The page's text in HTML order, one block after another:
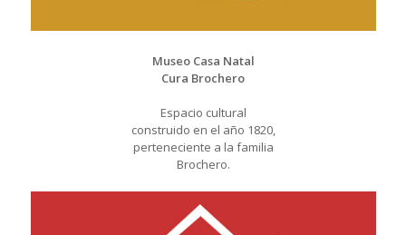
Museo Casa Natal
Cura Brochero
Espacio cultural
construido en el año 1820,
perteneciente a la familia
Brochero.